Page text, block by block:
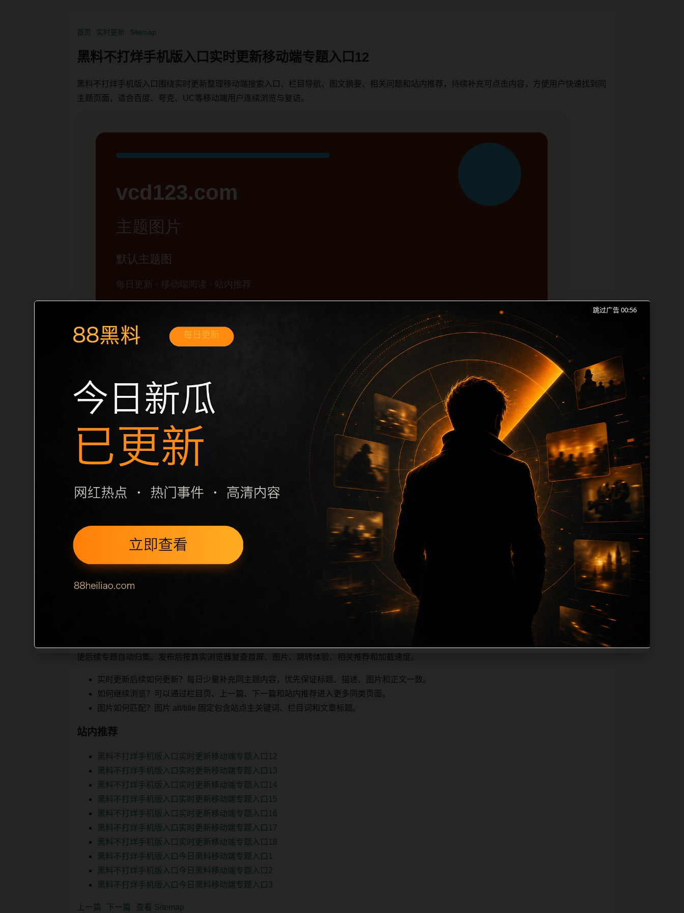
首页 实时更新 Sitemap
黑料不打烊手机版入口实时更新移动端专题入口12
黑料不打烊手机版入口围绕实时更新整理移动端搜索入口、栏目导航、图文摘要、相关问题和站内推荐，持续补充可点击内容，方便用户快速找到同
主题页面，适合百度、夸克、UC等移动端用户连续浏览与复访。
黑料不打烊手机版入口实时更新移动端专题入口12面向移动端用户的连续浏览场景整理，核心围绕黑料不打烊手机版入口、实时更新和同类长尾需求
展开。页面先给出清晰主题，再把相关入口、同类推荐和上下文说明放在同一层级，减少用户来回搜索的成本。内容更新时优先保留真实可点击入
口、稳定标题、明确描述和本地主题图，避免只堆关键词而没有可读信息。第12篇内容用于补齐栏目深度，同时帮助 sitemap、栏目页、首页推荐形
成更自然的内链关系。图片说明统一绑定站点主关键词、栏目词和文章标题，让搜索引擎能够从标题、正文、图片 alt、title
栏目内容归集
之间识别一致主题。后续每日采集时，建议继续执行远程图片本地化、坏图默认图兜底、标题去重和 description 长度过滤。如果同一主题下有多个
相近页面，应通过不同角度补充事件背景、访问场景、相关问题或专题入口，降低站群页面之间的重复感。页面底部保留同类推荐、上一篇下一篇和
sitemap 入口，保证重要页面点击深度尽量控制在三次以内。正文维护时可按用户搜索路径补充三类信息：入口是否稳定、同栏目还有哪些可继续阅
读、移动端打开时图片和摘要是否一致。每次新增内容后同步检查标题、description、canonical、主题图、alt、title和推荐链接，确保页面既能被搜
索引擎理解，也能让真实
用户顺着栏目继续浏览。同站连续更新时避免重复标题和重复首段，优先补充不同关键词、不同栏目词和不同问题角度。栏目页则保留清晰入口，方
便后续专题自动归集。发布后按真实浏览器复查首屏、图片、跳转体验、相关推荐和加载速度。
实时更新后续如何更新？每日少量补充同主题内容，优先保证标题、描述、图片和正文一致。
如何继续浏览？可以通过栏目页、上一篇、下一篇和站内推荐进入更多同类页面。
图片如何匹配？图片 alt/title 固定包含站点主关键词、栏目词和文章标题。
站内推荐
黑料不打烊手机版入口实时更新移动端专题入口12
黑料不打烊手机版入口实时更新移动端专题入口13
黑料不打烊手机版入口实时更新移动端专题入口14
黑料不打烊手机版入口实时更新移动端专题入口15
黑料不打烊手机版入口实时更新移动端专题入口16
黑料不打烊手机版入口实时更新移动端专题入口17
黑料不打烊手机版入口实时更新移动端专题入口18
黑料不打烊手机版入口今日黑料移动端专题入口1
黑料不打烊手机版入口今日黑料移动端专题入口2
黑料不打烊手机版入口今日黑料移动端专题入口3
上一篇 下一篇 查看 Sitemap
跳过广告 00:56